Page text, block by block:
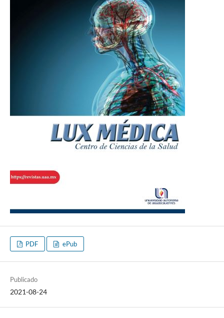
PDF ePub
Publicado
2021-08-24